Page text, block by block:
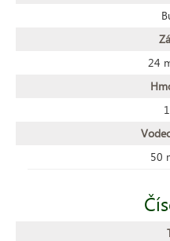
24
50